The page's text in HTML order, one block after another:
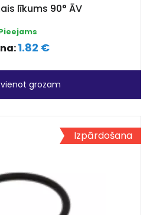
līkums 90° ĀV
1.82 €
grozam
Izpārdošana